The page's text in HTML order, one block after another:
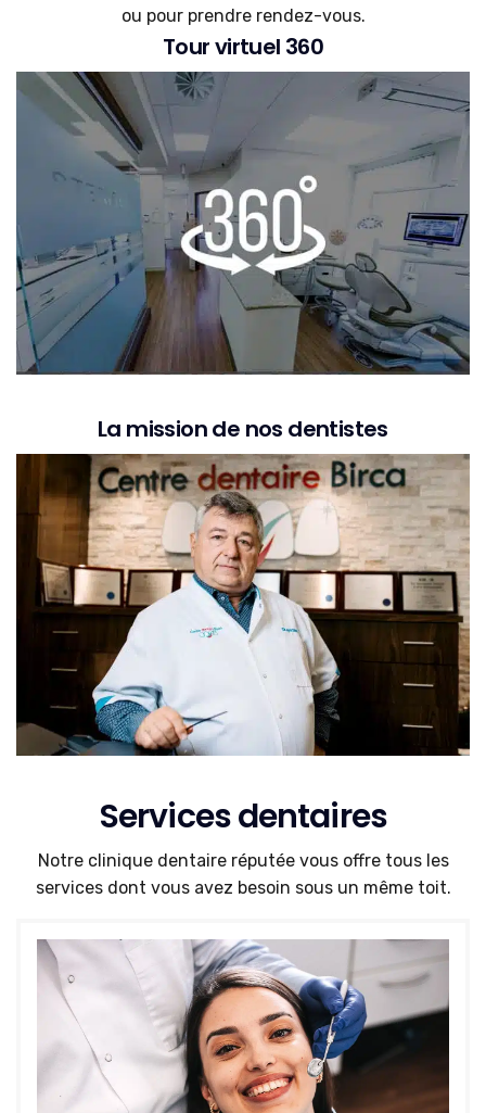
ou pour prendre rendez-vous.
Tour virtuel 360
La mission de nos dentistes
Services dentaires
Notre clinique dentaire réputée vous offre tous les
services dont vous avez besoin sous un même toit.